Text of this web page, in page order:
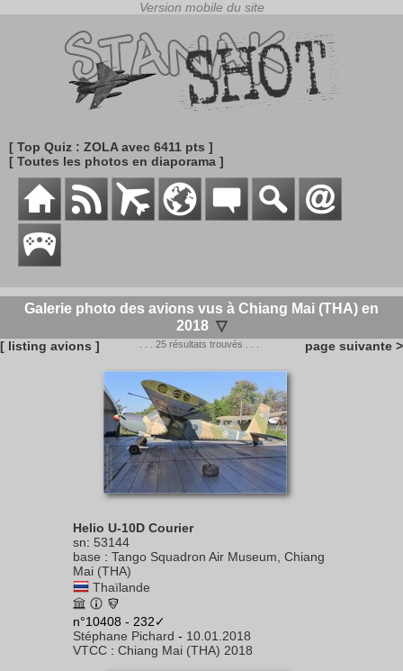
[ Top Quiz : ZOLA avec 6411 pts ]
[ Toutes les photos en diaporama ]
Galerie photo des avions vus à Chiang Mai (THA) en
2018 ▽
[ listing avions ] . . . 25 résultats trouvés . . . page suivante >
Helio U-10D Courier
sn: 53144
base : Tango Squadron Air Museum, Chiang
Mai (THA)
Thaïlande
n°10408 - 232✓
Stéphane Pichard - 10.01.2018
VTCC : Chiang Mai (THA) 2018